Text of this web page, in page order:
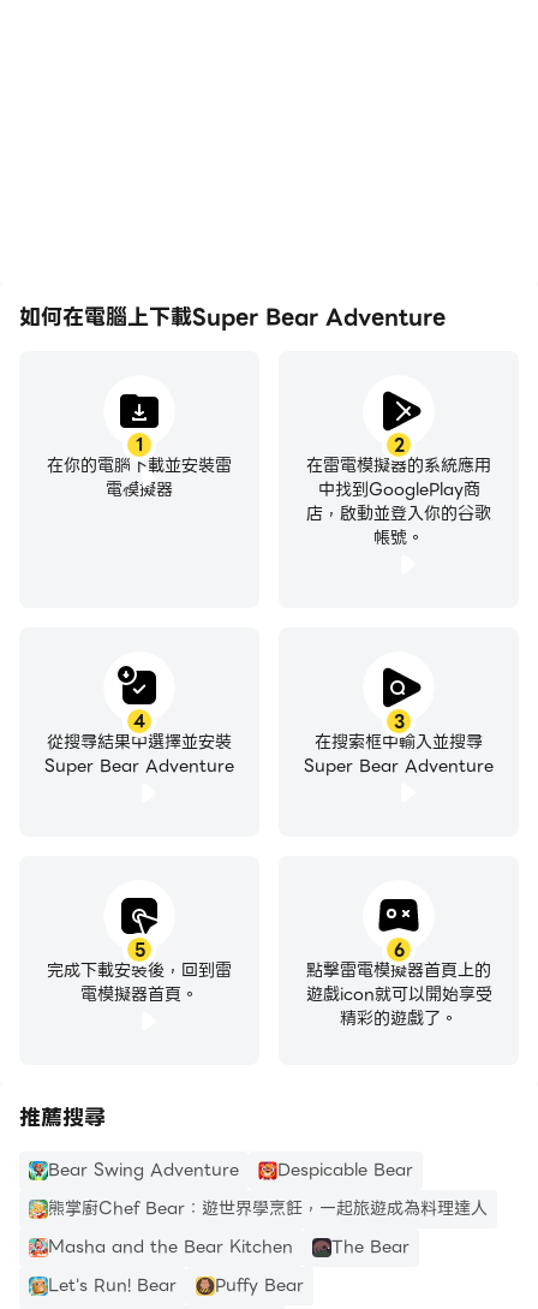
如何在電腦上下載Super Bear Adventure
1
在你的電腦下載並安裝雷
電模擬器
2
在雷電模擬器的系統應用
中找到GooglePlay商
店，啟動並登入你的谷歌
帳號。
3
在搜索框中輸入並搜尋
Super Bear Adventure
4
從搜尋結果中選擇並安裝
Super Bear Adventure
5
完成下載安裝後，回到雷
電模擬器首頁。
6
點擊雷電模擬器首頁上的
遊戲icon就可以開始享受
精彩的遊戲了。
推薦搜尋
Bear Swing Adventure
Despicable Bear
熊掌廚Chef Bear：遊世界學烹飪，一起旅遊成為料理達人
Masha and the Bear Kitchen
The Bear
Let's Run! Bear
Puffy Bear